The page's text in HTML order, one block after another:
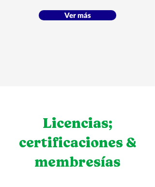
Ver más
Licencias;
certificaciones &
membresías